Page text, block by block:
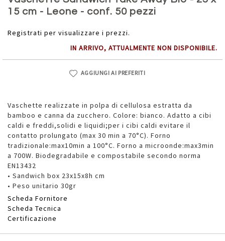
15 cm - Leone - conf. 50 pezzi
Registrati per visualizzare i prezzi.
IN ARRIVO, ATTUALMENTE NON DISPONIBILE.
AGGIUNGI AI PREFERITI
Vaschette realizzate in polpa di cellulosa estratta da
bamboo e canna da zucchero. Colore: bianco. Adatto a cibi
caldi e freddi,solidi e liquidi;per i cibi caldi evitare il
contatto prolungato (max 30 min a 70°C). Forno
tradizionale:max10min a 100°C. Forno a microonde:max3min
a 700W. Biodegradabile e compostabile secondo norma
EN13432
• Sandwich box 23x15x8h cm
• Peso unitario 30gr
Scheda Fornitore
Scheda Tecnica
Certificazione
della
galleria
immagini